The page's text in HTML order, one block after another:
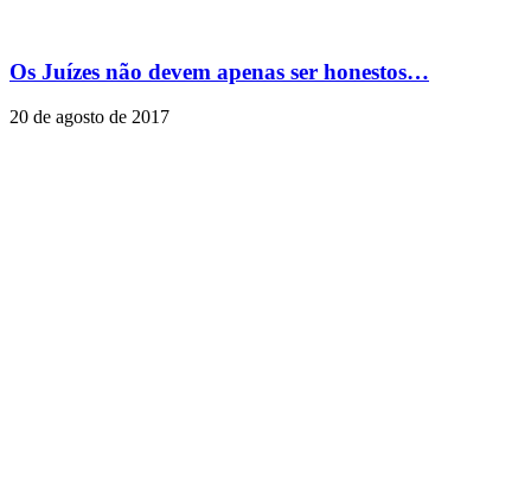
Os Juízes não devem apenas ser honestos…
20 de agosto de 2017